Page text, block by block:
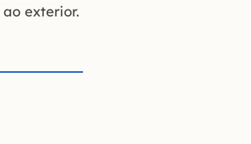
exterior.